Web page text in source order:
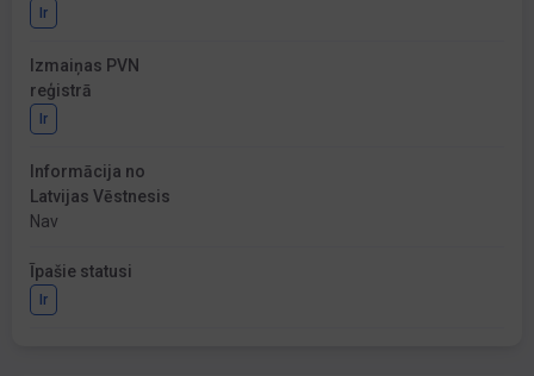
Ir
Izmaiņas PVN
reģistrā
Ir
Informācija no
Latvijas Vēstnesis
Nav
Īpašie statusi
Ir